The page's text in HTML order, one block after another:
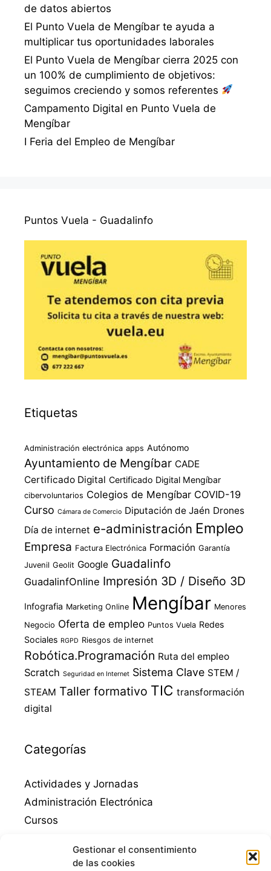
Gestionar el consentimiento
de las cookies
de datos abiertos
El Punto Vuela de Mengíbar te ayuda a
multiplicar tus oportunidades laborales
El Punto Vuela de Mengíbar cierra 2025 con
un 100% de cumplimiento de objetivos:
seguimos creciendo y somos referentes
Campamento Digital en Punto Vuela de
Mengíbar
I Feria del Empleo de Mengíbar
Puntos Vuela - Guadalinfo
Etiquetas
Administración electrónica apps Autónomo
Ayuntamiento de Mengíbar CADE
Certificado Digital Certificado Digital Mengíbar
cibervoluntarios Colegios de Mengíbar COVID-19
Curso Cámara de Comercio Diputación de Jaén Drones
Día de internet e-administración Empleo
Empresa Factura Electrónica Formación Garantía
Juvenil Geolit Google Guadalinfo
GuadalinfOnline Impresión 3D / Diseño 3D
Infografia Marketing Online Mengíbar Menores
Negocio Oferta de empleo Puntos Vuela Redes
Sociales RGPD Riesgos de internet
Robótica.Programación Ruta del empleo
Scratch Seguridad en Internet Sistema Clave STEM /
STEAM Taller formativo TIC transformación
digital
Categorías
Actividades y Jornadas
Administración Electrónica
Cursos